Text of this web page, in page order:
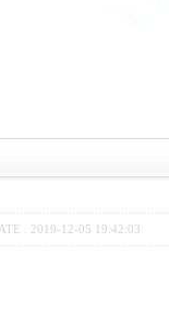
: 2019-12-05 19:42:03